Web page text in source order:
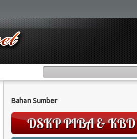
Bahan Sumber